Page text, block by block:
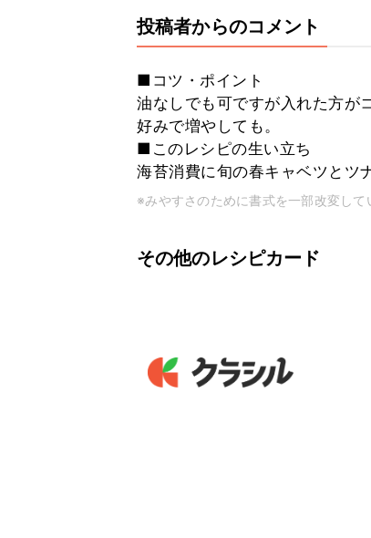
投稿者からのコメント
■コツ・ポイント
油なしでも可ですが入れた方が
好みで増やしても。
■このレシピの生い立ち
海苔消費に旬の春キャベツとツ
※みやすさのために書式を一部改変して
その他のレシピカード